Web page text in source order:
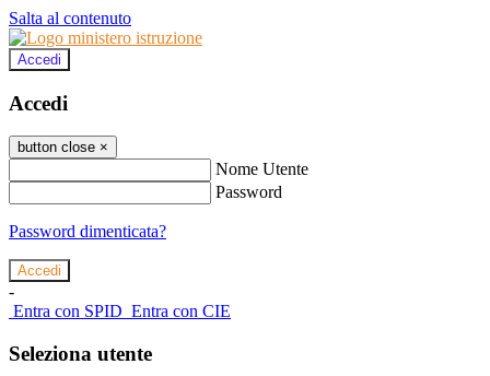
Salta al contenuto
Accedi
Accedi
button close ×
Nome Utente
Password
Password dimenticata?
-
Entra con SPID Entra con CIE
Seleziona utente